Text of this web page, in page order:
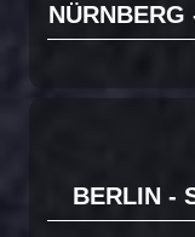
NÜRNBERG
BERLIN -